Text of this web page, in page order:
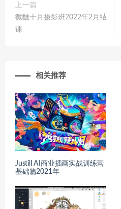
上一篇
微醺十月摄影班2022年2月结
课
相关推荐
Justill AI商业插画实战训练营
基础篇2021年